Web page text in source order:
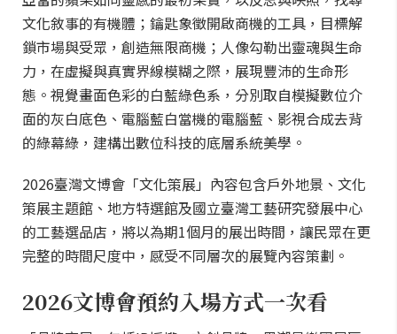
文化敘事的有機體；鑰匙象徵開啟商機的工具，目標解
鎖市場與受眾，創造無限商機；人像勾勒出靈魂與生命
力，在虛擬與真實界線模糊之際，展現豐沛的生命形
態。視覺畫面色彩的白藍綠色系，分別取自模擬數位介
面的灰白底色、電腦藍白當機的電腦藍、影視合成去背
的綠幕綠，建構出數位科技的底層系統美學。
2026臺灣文博會「文化策展」內容包含戶外地景、文化
策展主題館、地方特選館及國立臺灣工藝研究發展中心
的工藝選品店，將以為期1個月的展出時間，讓民眾在更
完整的時間尺度中，感受不同層次的展覽內容策劃。
2026文博會預約入場方式一次看